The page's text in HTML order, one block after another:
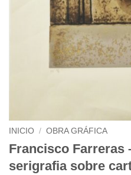
INICIO / OBRA GRÁFICA
Francisco Farreras
serigrafia sobre